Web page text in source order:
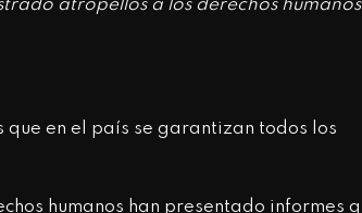
atropellos a los derechos
en el país se garantizan todos los
humanos han presentado informes